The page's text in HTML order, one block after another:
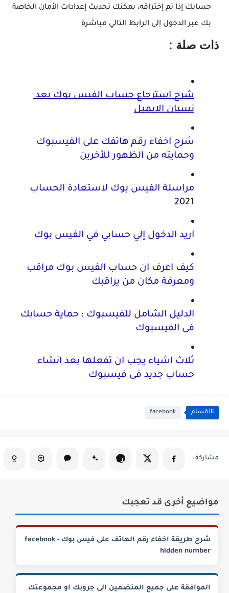
حسابك إذا تم إختراقه، يمكنك تحديث إعدادات الأمان الخاصة
بك عبر الدخول إلى الرابط التالي مباشرة
ذات صلة :
شرح استرجاع حساب الفيس بوك بعد
نسيان الايميل
وحمايته من الظهور للأخرين
2021
اريد الدخول إلي حسابي في الفيس بوك
ومعرفة مكان من يراقبك
فى الفيسبوك
حساب جديد فى فيسبوك
الأقسام facebook
مواضيع أخرى قد تعجبك
شرح طريقة اخفاء رقم الهاتف على فيس بوك - facebook
hidden number
الموافقة على جميع المنضمين الى جروبك او مجموعتك